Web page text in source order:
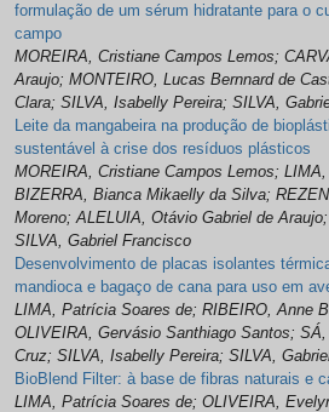
formulação de um sérum hidratante para o
campo
MOREIRA, Cristiane Campos Lemos;
Araujo; MONTEIRO, Lucas Bernnard de
Clara; SILVA, Isabelly Pereira; SILVA,
Leite da mangabeira na produção de
sustentável à crise dos resíduos plásticos
MOREIRA, Cristiane Campos Lemos;
BIZERRA, Bianca Mikaelly da Silva;
Moreno; ALELUIA, Otávio Gabriel de
SILVA, Gabriel Francisco
Desenvolvimento de placas isolantes
mandioca e bagaço de cana para uso em
LIMA, Patrícia Soares de; RIBEIRO, Anne
OLIVEIRA, Gervásio Santhiago Santos;
Cruz; SILVA, Isabelly Pereira; SILVA,
BioBlend Filter: à base de fibras naturais e
LIMA, Patrícia Soares de; OLIVEIRA,